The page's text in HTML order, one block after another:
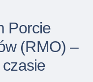
Porcie
(RMO) –